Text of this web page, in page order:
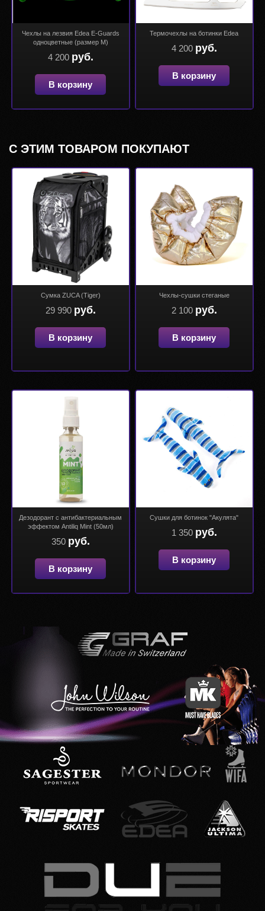
Чехлы на лезвия Edea E-Guards
одноцветные (размер М)
4 200 руб.
В корзину
Термочехлы на ботинки Edea
4 200 руб.
В корзину
С ЭТИМ ТОВАРОМ ПОКУПАЮТ
Сумка ZUCA (Tiger)
29 990 руб.
В корзину
Чехлы-сушки стеганые
2 100 руб.
В корзину
Дезодорант с антибактериальным
эффектом Antiliq Mint (50мл)
350 руб.
В корзину
Сушки для ботинок "Акулята"
1 350 руб.
В корзину